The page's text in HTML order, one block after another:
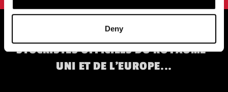
Deny
STOCKISTES OFFICIELS DU ROYAUME-
UNI ET DE L'EUROPE...